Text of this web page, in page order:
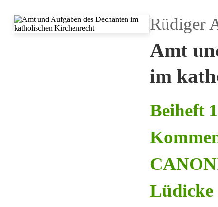
Rüdiger
Amt
im
Beiheft
Lüdicke